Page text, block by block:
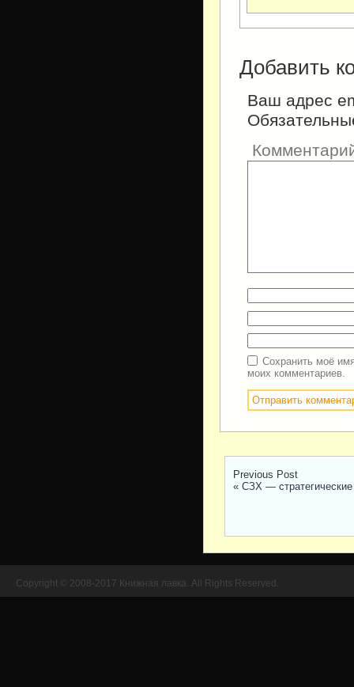
Добавить
Ваш адрес
Сохранить моё
моих комментариев.
Previous Post
« СЗХ — стратегические
Copyright © 2008-2017 Книжная лавка. All Rights Reserved.